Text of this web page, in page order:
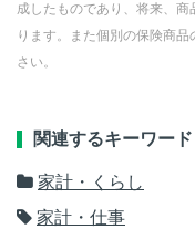
成したものであり、将来、
ります。また個別の保険商
さい。
関連するキーワード
家計・くらし
家計・仕事